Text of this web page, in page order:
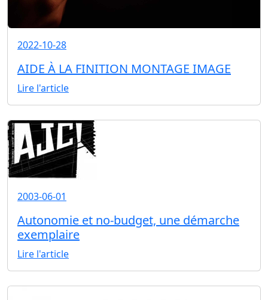
2022-10-28
AIDE À LA FINITION MONTAGE IMAGE
Lire l'article
2003-06-01
Autonomie et no-budget, une démarche
exemplaire
Lire l'article